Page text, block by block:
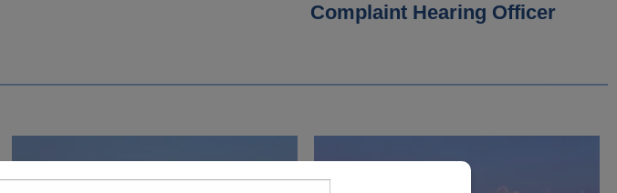
Complaint Hearing Officer